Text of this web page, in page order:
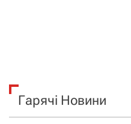
Гарячі Новини